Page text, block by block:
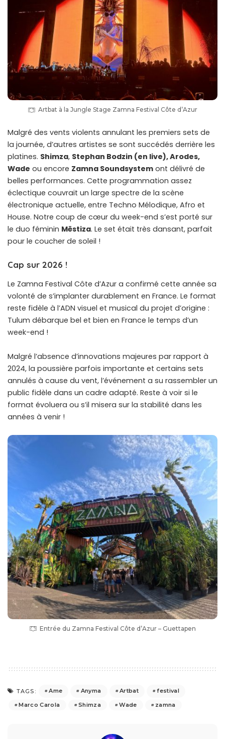
Artbat à la Jungle Stage Zamna Festival Côte d’Azur
Malgré des vents violents annulant les premiers sets de
la journée, d’autres artistes se sont succédés derrière les
platines. Shimza, Stephan Bodzin (en live), Arodes,
Wade ou encore Zamna Soundsystem ont délivré de
belles performances. Cette programmation assez
éclectique couvrait un large spectre de la scène
électronique actuelle, entre Techno Mélodique, Afro et
House. Notre coup de cœur du week-end s’est porté sur
le duo féminin Mëstiza. Le set était très dansant, parfait
pour le coucher de soleil !
Cap sur 2026 !
Le Zamna Festival Côte d’Azur a confirmé cette année sa
volonté de s’implanter durablement en France. Le format
reste fidèle à l’ADN visuel et musical du projet d’origine :
Tulum débarque bel et bien en France le temps d’un
week-end !
Malgré l’absence d’innovations majeures par rapport à
2024, la poussière parfois importante et certains sets
annulés à cause du vent, l’événement a su rassembler un
public fidèle dans un cadre adapté. Reste à voir si le
format évoluera ou s’il misera sur la stabilité dans les
années à venir !
Entrée du Zamna Festival Côte d’Azur – Guettapen
TAGS: Ame Anyma Artbat
festival
Marco Carola
Shimza Wade zamna